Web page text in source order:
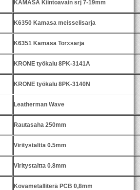
KAMASA Kiintoavain srj 7-19mm
K6350 Kamasa meisselisarja
K6351 Kamasa Torxsarja
KRONE työkalu 8PK-3141A
KRONE työkalu 8PK-3140N
Leatherman Wave
Rautasaha 250mm
Viritystaltta 0.5mm
Viritystaltta 0.8mm
Kovametalliterä PCB 0,8mm